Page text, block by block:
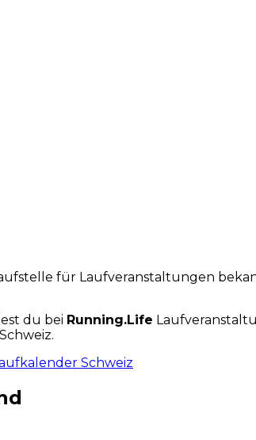
für Laufveranstaltungen
du bei Running.Life
Schweiz